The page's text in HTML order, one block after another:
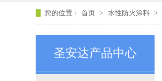
您的位置： 首页 > 水性防火涂料 >
圣安达产品中心